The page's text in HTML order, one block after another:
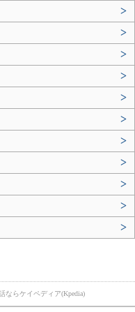
>
>
>
>
>
>
>
>
>
>
>
ならケイペディア(Kpedia)